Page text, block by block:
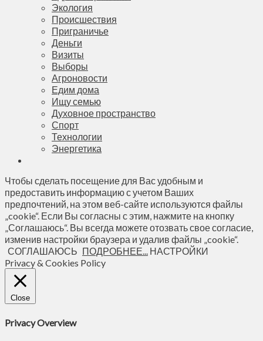
Экология
Происшествия
Приграничье
Деньги
Визиты
Выборы
Агроновости
Едим дома
Ищу семью
Духовное пространство
Спорт
Технологии
Энергетика
Чтобы сделать посещение для Вас удобным и
предоставить информацию с учетом Ваших
предпочтений, на этом веб-сайте используются файлы
„cookie“. Если Вы согласны с этим, нажмите на кнопку
„Соглашаюсь“. Вы всегда можете отозвать свое согласие,
изменив настройки браузера и удалив файлы „cookie“.
СОГЛАШАЮСЬ ПОДРОБНЕЕ... НАСТРОЙКИ
Privacy & Cookies Policy
Close
Privacy Overview